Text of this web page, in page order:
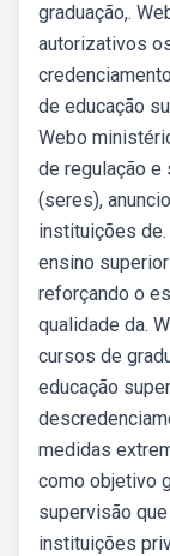
graduação,.
autorizativos
de educação
Webo
de regulação e
(seres),
instituições
ensino
reforçando o
qualidade da.
cursos de
educação
medidas
como objetivo
supervisão
instituições